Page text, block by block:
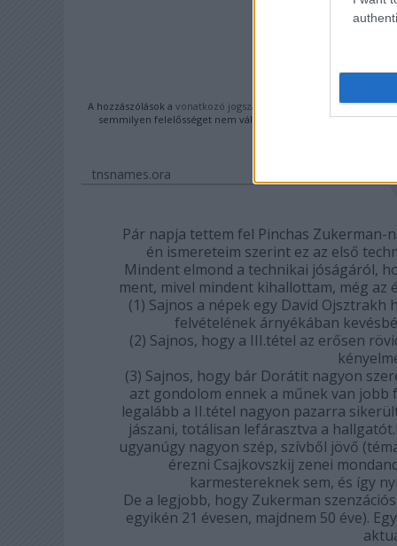
A
A hozzászólások a vonatkozó jogszabályok értelmében
semmilyen felelősséget nem vállal, azokat nem ellenőrzi.
tnsnames.ora
Pár napja tettem fel Pinchas Zukerman-
én ismereteim szerint ez az első
Mindent elmond a technikai jóságáról,
ment, mivel mindent kihallottam, még az
(1) Sajnos a népek egy David Ojsztrakh
felvételének árnyékában
(2) Sajnos, hogy a III.tétel az erősen
(3) Sajnos, hogy bár Dorátit nagyon
azt gondolom ennek a műnek van
legalább a II.tétel nagyon pazarra
jászani, totálisan lefárasztva a
ugyanúgy nagyon szép, szívből jövő
érezni Csajkovszkij zenei
karmestereknek sem, és így
De a legjobb, hogy Zukerman
egyikén 21 évesen, majdnem 50 éve).